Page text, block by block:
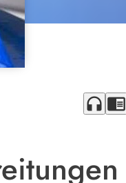
headphones chrome_reader_mode